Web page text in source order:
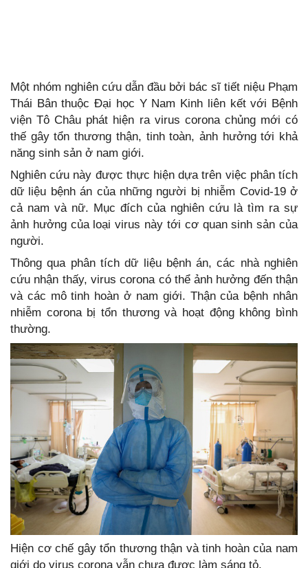
Một nhóm nghiên cứu dẫn đầu bởi bác sĩ tiết niệu Phạm
Thái Bân thuộc Đại học Y Nam Kinh liên kết với Bệnh
viện Tô Châu phát hiện ra virus corona chủng mới có
thế gây tổn thương thận, tinh toàn, ảnh hưởng tới khả
năng sinh sản ở nam giới.
Nghiên cứu này được thực hiện dựa trên việc phân tích
dữ liệu bệnh án của những người bị nhiễm Covid-19 ở
cả nam và nữ. Mục đích của nghiên cứu là tìm ra sự
ảnh hưởng của loại virus này tới cơ quan sinh sản của
người.
Thông qua phân tích dữ liệu bệnh án, các nhà nghiên
cứu nhận thấy, virus corona có thể ảnh hưởng đến thận
và các mô tinh hoàn ở nam giới. Thận của bệnh nhân
nhiễm corona bị tổn thương và hoạt động không bình
thường.
Hiện cơ chế gây tổn thương thận và tinh hoàn của nam
giới do virus corona vẫn chưa được làm sáng tỏ.